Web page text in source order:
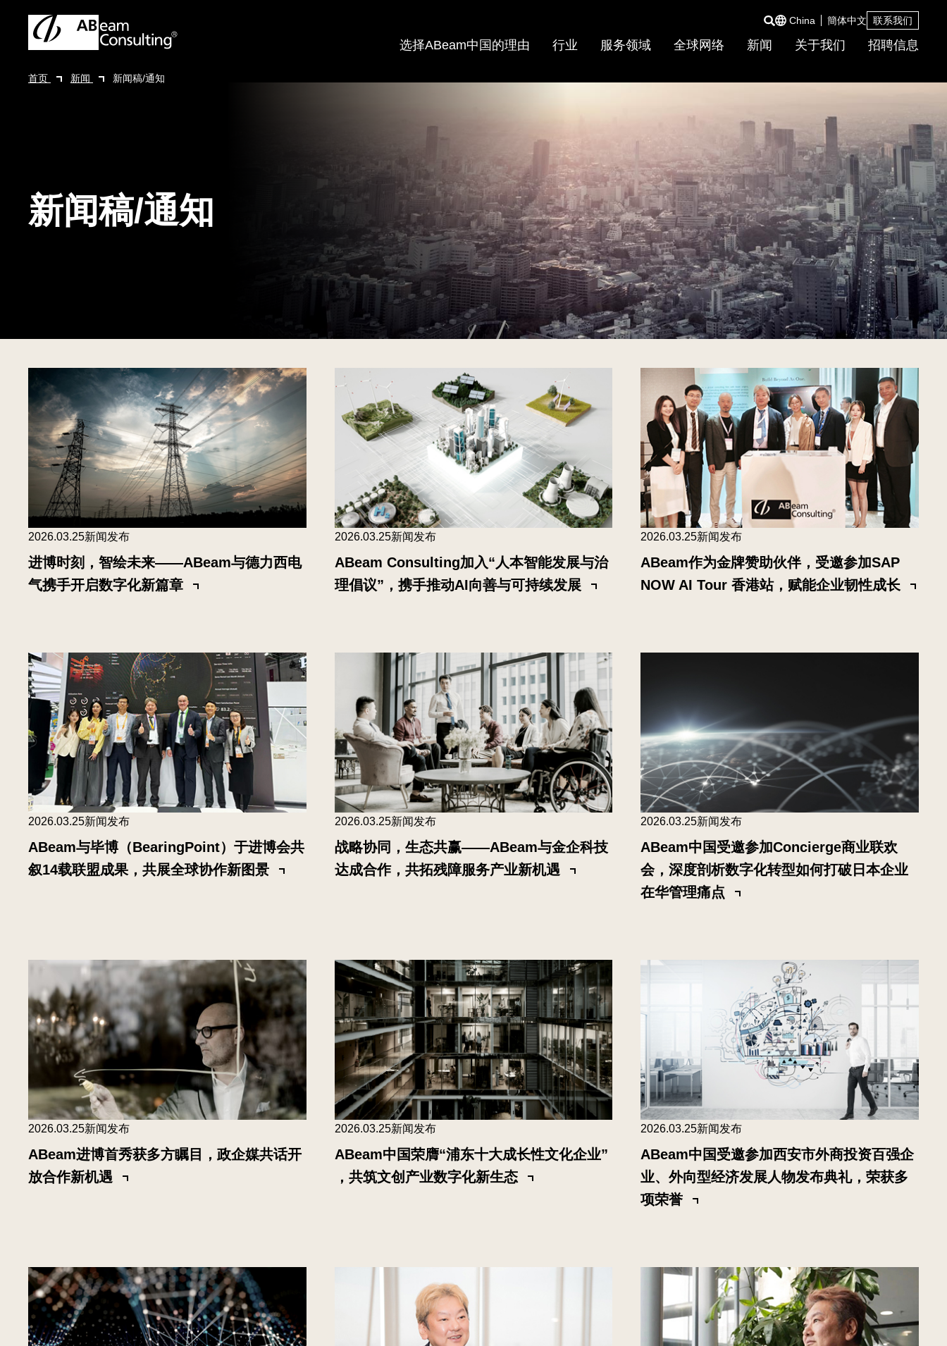
选择ABeam中国的理由 行业 服务领域 全球网络 新闻 关于我们 招聘信息
China 簡体中文 联系我们
首页 新闻 新闻稿/通知
新闻稿/通知
2026.03.25新闻发布
进博时刻，智绘未来——ABeam与德力西电
气携手开启数字化新篇章
2026.03.25新闻发布
ABeam Consulting加入“人本智能发展与治
理倡议”，携手推动AI向善与可持续发展
2026.03.25新闻发布
ABeam作为金牌赞助伙伴，受邀参加SAP
NOW AI Tour 香港站，赋能企业韧性成长
2026.03.25新闻发布
ABeam与毕博（BearingPoint）于进博会共
叙14载联盟成果，共展全球协作新图景
2026.03.25新闻发布
战略协同，生态共赢——ABeam与金企科技
达成合作，共拓残障服务产业新机遇
2026.03.25新闻发布
ABeam中国受邀参加Concierge商业联欢
会，深度剖析数字化转型如何打破日本企业
在华管理痛点
2026.03.25新闻发布
ABeam进博首秀获多方瞩目，政企媒共话开
放合作新机遇
2026.03.25新闻发布
ABeam中国荣膺“浦东十大成长性文化企业”
，共筑文创产业数字化新生态
2026.03.25新闻发布
ABeam中国受邀参加西安市外商投资百强企
业、外向型经济发展人物发布典礼，荣获多
项荣誉